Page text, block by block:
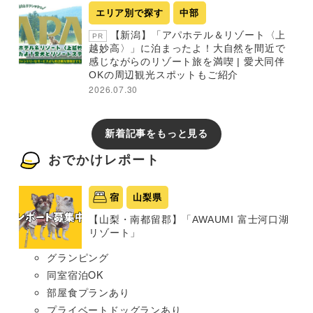
エリア別で探す 中部
PR
【新潟】「アパホテル＆リゾート〈上
越妙高〉」に泊まったよ！大自然を間近で
感じながらのリゾート旅を満喫 | 愛犬同伴
OKの周辺観光スポットもご紹介
2026.07.30
新着記事をもっと見る
おでかけレポート
宿 山梨県
【山梨・南都留郡】「AWAUMI 富士河口湖
リゾート」
グランピング
同室宿泊OK
部屋食プランあり
プライベートドッグランあり